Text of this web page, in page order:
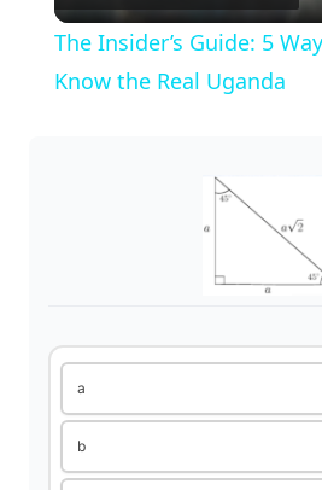
l
a
V
i
d
The Insider’s Guide: 5
Know the Real Uganda
a
b